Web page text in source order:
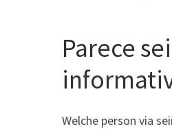
Parece
Welche person via